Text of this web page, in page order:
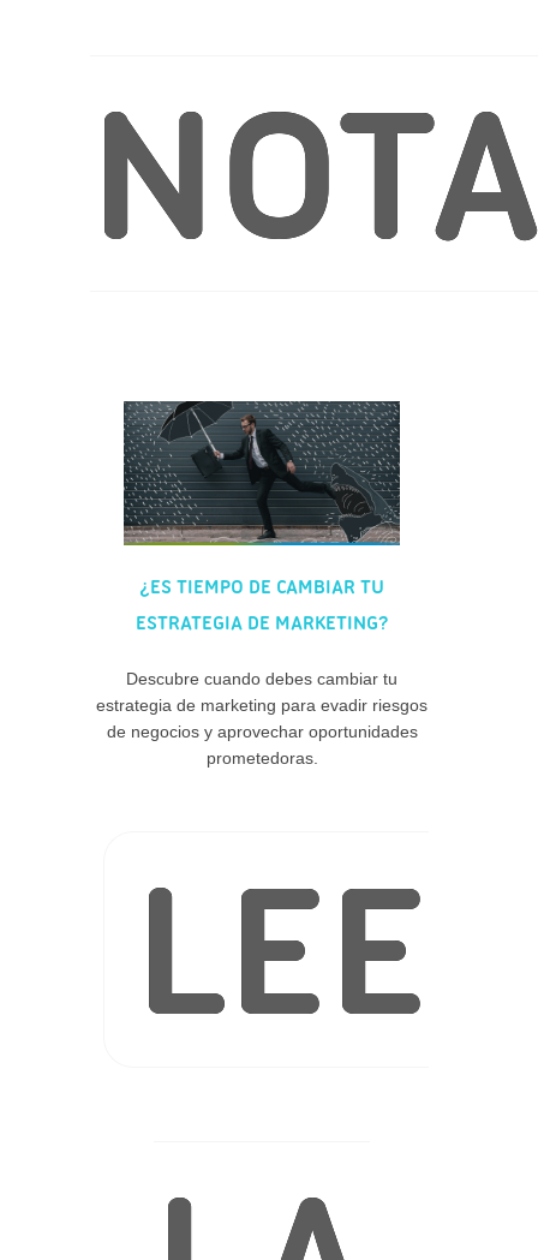
¿ES TIEMPO DE CAMBIAR TU
ESTRATEGIA DE MARKETING?
Descubre cuando debes cambiar tu
estrategia de marketing para evadir riesgos
de negocios y aprovechar oportunidades
prometedoras.
LEE